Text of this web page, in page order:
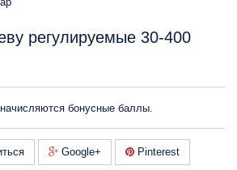
регулируемые 30-400
бонусные баллы.
Google+ Pinterest